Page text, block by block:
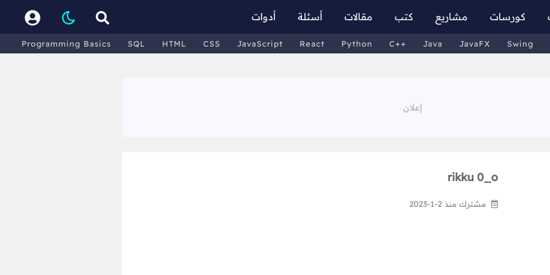
كورسات مشاريع كتب مقالات أسئلة أدوات
Programming Basics SQL HTML CSS JavaScript React Python C++ Java JavaFX Swing
rikku 0_o
مشترك منذ 2-1-2023